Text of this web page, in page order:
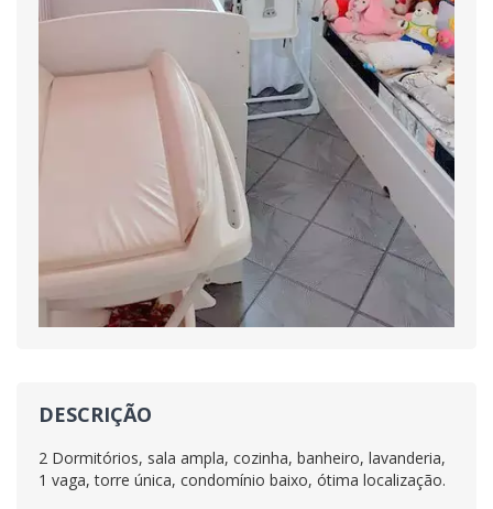
DESCRIÇÃO
2 Dormitórios, sala ampla, cozinha, banheiro, lavanderia,
1 vaga, torre única, condomínio baixo, ótima localização.